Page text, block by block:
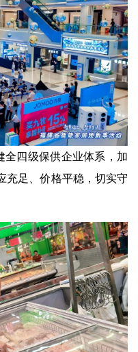
全四级保供企业体系，加
充足、价格平稳，切实守